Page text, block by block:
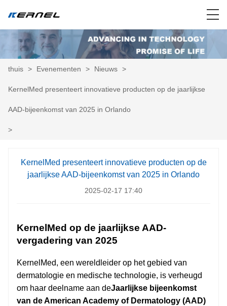
thuis > Evenementen > Nieuws >
KernelMed presenteert innovatieve producten op de jaarlijkse
AAD-bijeenkomst van 2025 in Orlando
>
KernelMed presenteert innovatieve producten op de
jaarlijkse AAD-bijeenkomst van 2025 in Orlando
2025-02-17 17:40
KernelMed op de jaarlijkse AAD-
vergadering van 2025
KernelMed, een wereldleider op het gebied van
dermatologie en medische technologie, is verheugd
om haar deelname aan deJaarlijkse bijeenkomst
van de American Academy of Dermatology (AAD)